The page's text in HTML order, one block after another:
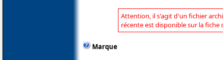
Attention, il s'agit d'un fichier
récente est disponible sur la fiche
Marque